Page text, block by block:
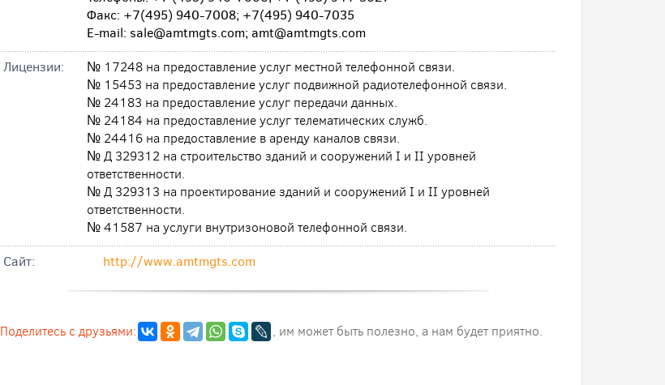
Факс: +7(495) 940-7008; +7(495) 940-7035
E-mail: sale@amtmgts.com; amt@amtmgts.com
Лицензии:
№ 17248 на предоставление услуг местной телефонной связи.
№ 15453 на предоставление услуг подвижной радиотелефонной связи.
№ 24183 на предоставление услуг передачи данных.
№ 24184 на предоставление услуг телематических служб.
№ 24416 на предоставление в аренду каналов связи.
№ Д 329312 на строительство зданий и сооружений I и II уровней
ответственности.
№ Д 329313 на проектирование зданий и сооружений I и II уровней
ответственности.
№ 41587 на услуги внутризоновой телефонной связи.
Cайт:
http://www.amtmgts.com
Поделитесь с друзьями: , им может быть полезно, а нам будет приятно.